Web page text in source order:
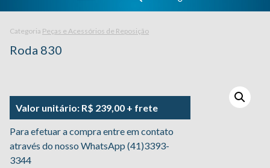
Categoria Peças e Acessórios de Reposição
Roda 830
Valor unitário: R$ 239,00 + frete
Para efetuar a compra entre em contato
através do nosso WhatsApp (41)3393-
3344